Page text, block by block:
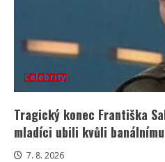
Celebrity
Tragický konec Františka
mladíci ubili kvůli
7. 8. 2026